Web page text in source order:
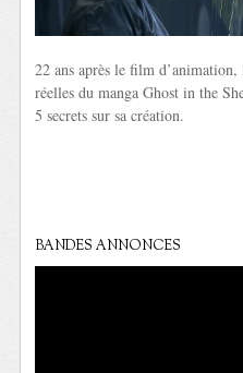
22 ans après le film d’animation,
réelles du manga Ghost in the
5 secrets sur sa création.
BANDES ANNONCES